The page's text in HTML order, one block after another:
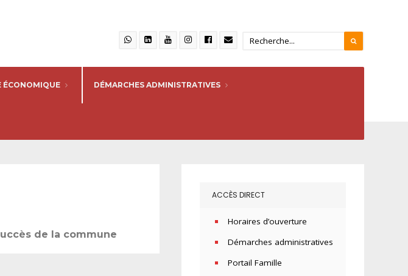
ÉCONOMIQUE DÉMARCHES ADMINISTRATIVES
de la commune
ACCÈS DIRECT
Horaires d’ouverture
Démarches administratives
Portail Famille